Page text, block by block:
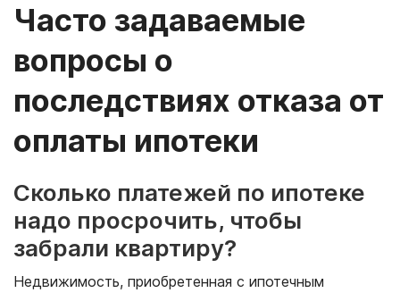
Часто задаваемые
вопросы о
последствиях отказа от
оплаты ипотеки
Сколько платежей по ипотеке
надо просрочить, чтобы
забрали квартиру?
Недвижимость, приобретенная с ипотечным